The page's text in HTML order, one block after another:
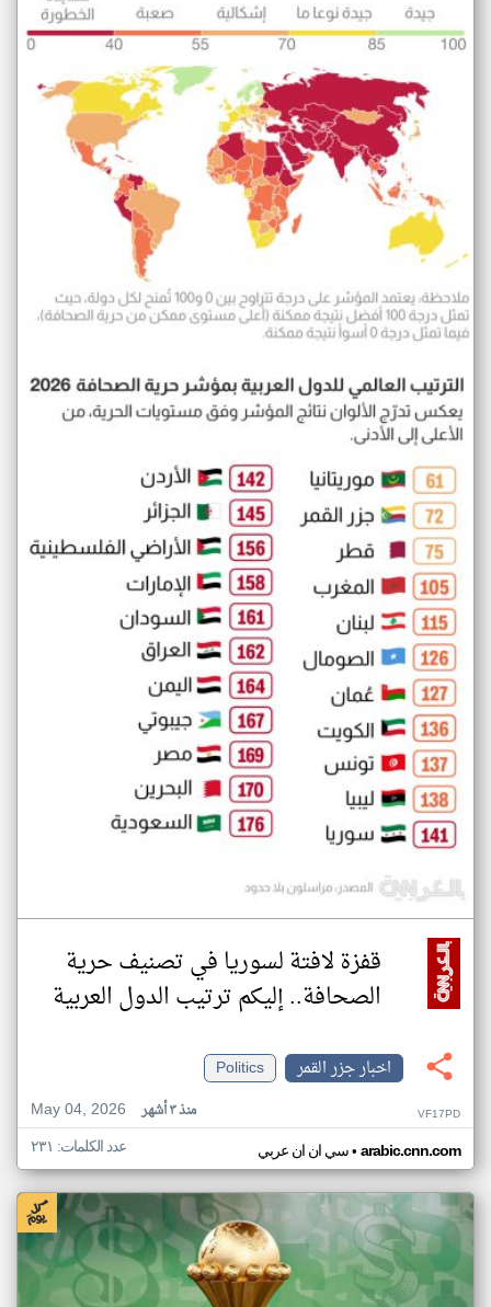
قفزة لافتة لسوريا في تصنيف حرية
الصحافة.. إليكم ترتيب الدول العربية
اخبار جزر القمر
Politics
May 04, 2026
منذ ٣ أشهر VF17PD
سي ان ان عربي• arabic.cnn.com عدد الكلمات: ٢٣١